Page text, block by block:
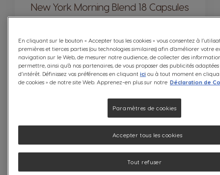
New York Morning Blend 18 Capsules
Contient:x18
Icône capsules
Intense et Corsé
Prix par kg: 37,42 € / kg, TVA comprise
Compatibilité
EN RUPTURE DE STOCK
Recevoir Une Notification
En cliquant sur le bouton « Accepter tous les cookies » vous consentez à
premières et tierces parties (ou technologies similaires) afin d’améliorer votre
navigation sur le Web, de mesurer notre audience, de collecter des
permettre, ainsi qu’à nos partenaires, de vous proposer des publicités
d’intérêt. Définissez vos préférences en cliquant ici ou à tout moment en
de cookies » de notre site Web. Apprenez-en plus sur notre Déclaration de
Paramètres de cookies
Tout refuser
Accepter tous les cookies